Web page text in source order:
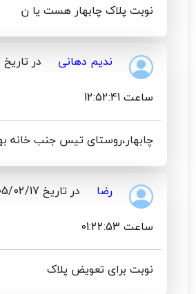
نوبت پلاک چابهار هست یا ن
ندیم دهانی
در تاریخ 1405/02/27
ساعت 12:52:41
چابهار،روستای تیس جنب خانه
رضا
در تاریخ 1405/02/17
ساعت 01:22:53
نوبت برای تعویض پلاک